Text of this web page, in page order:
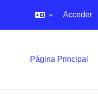
Acceder
Página Principal